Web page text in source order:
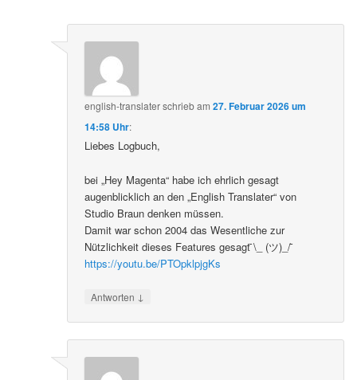
english-translaterschriebam27. Februar 2026 um
14:58 Uhr:
Liebes Logbuch,
bei „Hey Magenta“ habe ich ehrlich gesagt
augenblicklich an den „English Translater“ von
Studio Braun denken müssen.
Damit war schon 2004 das Wesentliche zur
Nützlichkeit dieses Features gesagt ̄\_ (ツ)_/ ̄
https://youtu.be/PTOpklpjgKs
Antworten ↓